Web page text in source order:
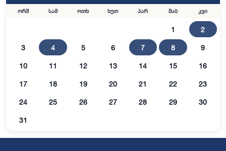
ორშ სამ ოთხ ხუთ პარ შაბ კვი
1 2
3 4 5 6 7 8 9
10 11 12 13 14 15 16
17 18 19 20 21 22 23
24 25 26 27 28 29 30
31